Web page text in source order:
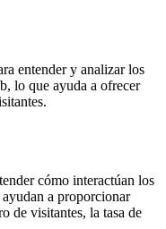
entender y analizar los
lo que ayuda a ofrecer
cómo interactúan los
a proporcionar
de visitantes, la tasa de